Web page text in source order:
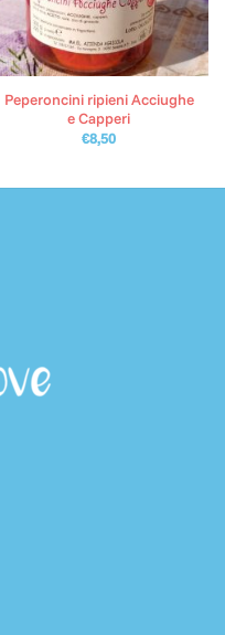
Peperoncini ripieni Acciughe
e Capperi
€8,50